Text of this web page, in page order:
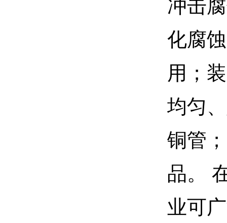
冲击
化腐
用；
均匀
铜管
品。
业可